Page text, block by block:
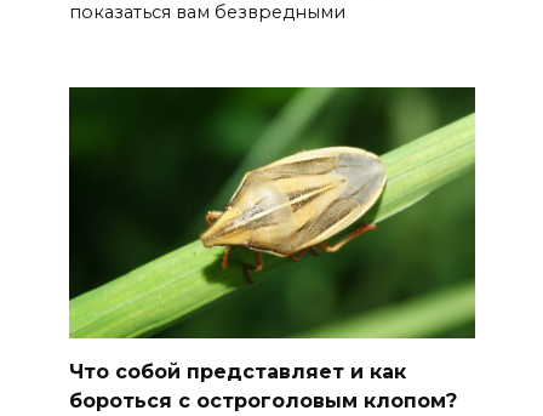
показаться вам безвредными
Что собой представляет и как
бороться с остроголовым клопом?